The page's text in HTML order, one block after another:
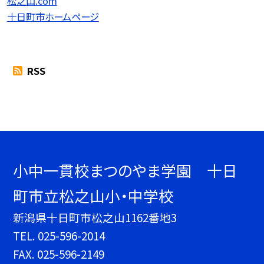
十日町市ホームページ
RSS
小中一貫校まつのやま学園 十日
町市立松之山小・中学校
新潟県十日町市松之山1162番地3
TEL. 025-596-2014
FAX. 025-596-2149